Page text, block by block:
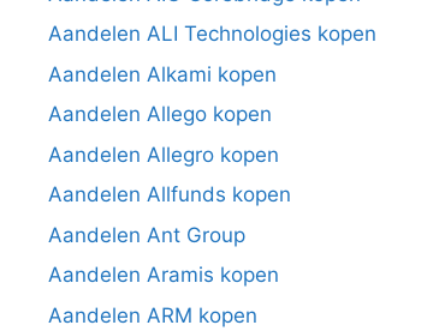
Aandelen ALI Technologies kopen
Aandelen Alkami kopen
Aandelen Allego kopen
Aandelen Allegro kopen
Aandelen Allfunds kopen
Aandelen Ant Group
Aandelen Aramis kopen
Aandelen ARM kopen